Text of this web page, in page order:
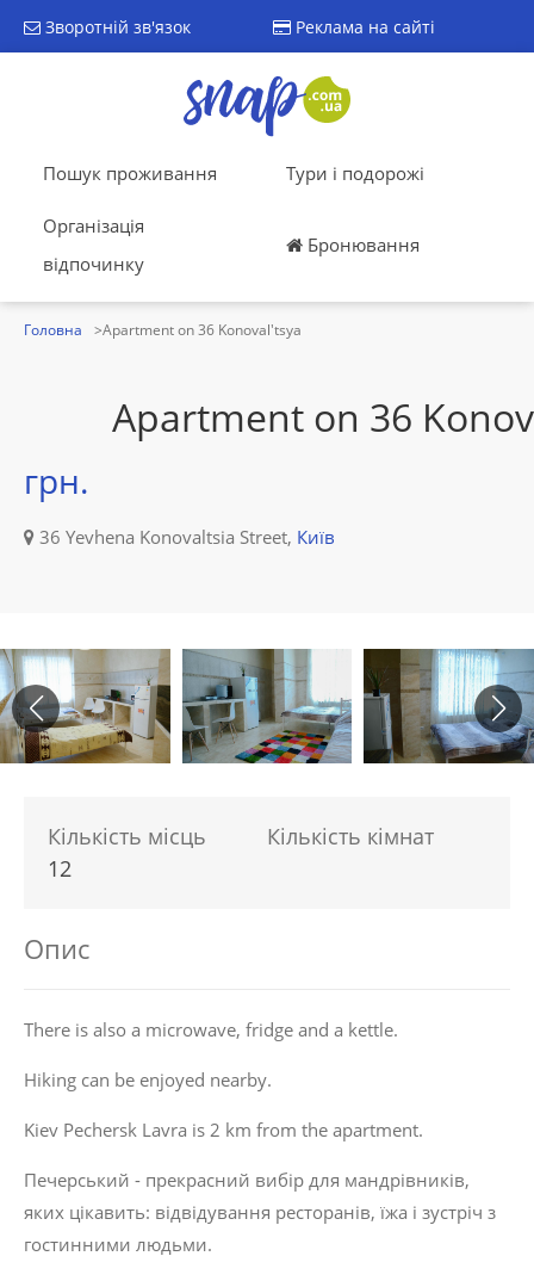
Зворотній зв'язок Реклама на сайті
Пошук проживання Тури і подорожі
Організація
відпочинку
Бронювання
Головна Apartment on 36 Konoval'tsya
Apartment on 36
грн.
36 Yevhena Konovaltsia Street, Київ
Кількість місць
12
Кількість кімнат
Опис
There is also a microwave, fridge and a kettle.
Hiking can be enjoyed nearby.
Kiev Pechersk Lavra is 2 km from the apartment.
Печерський - прекрасний вибір для мандрівників,
яких цікавить: відвідування ресторанів, їжа і зустріч з
гостинними людьми.